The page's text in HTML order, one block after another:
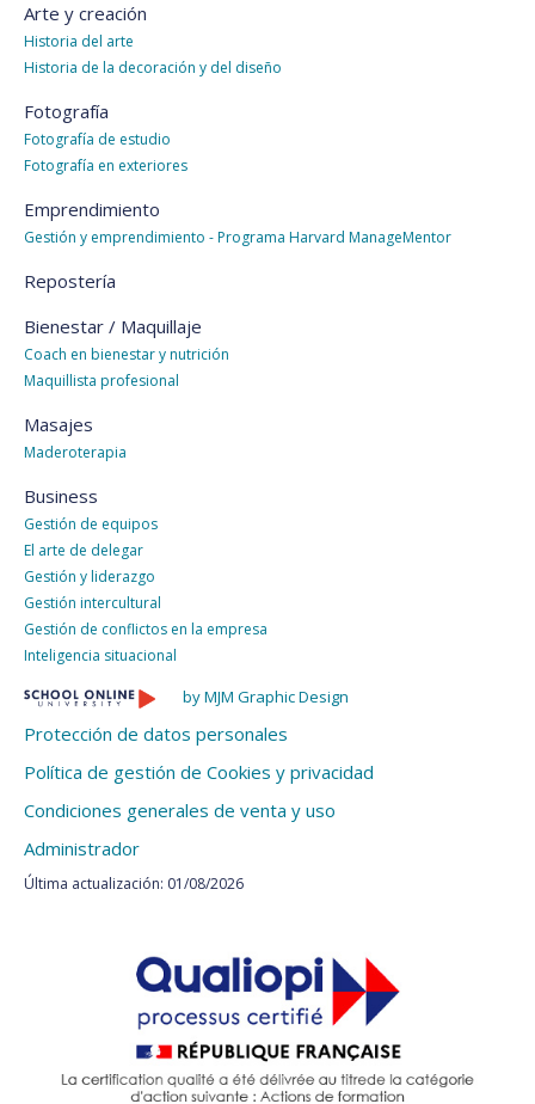
Arte y creación
Historia del arte
Historia de la decoración y del diseño
Fotografía
Fotografía de estudio
Fotografía en exteriores
Emprendimiento
Gestión y emprendimiento - Programa Harvard ManageMentor
Repostería
Bienestar / Maquillaje
Coach en bienestar y nutrición
Maquillista profesional
Masajes
Maderoterapia
Business
Gestión de equipos
El arte de delegar
Gestión y liderazgo
Gestión intercultural
Gestión de conflictos en la empresa
Inteligencia situacional
by MJM Graphic Design
Protección de datos personales
Política de gestión de Cookies y privacidad
Condiciones generales de venta y uso
Administrador
Última actualización: 01/08/2026